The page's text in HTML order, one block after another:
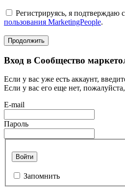
Регистрируясь, я подтверждаю
пользования MarketingPeople.
Продолжить
Вход в Сообщество
Если у вас уже есть аккаунт,
Если у вас его еще нет, пожалуйста,
E-mail
Пароль
Войти
Запомнить